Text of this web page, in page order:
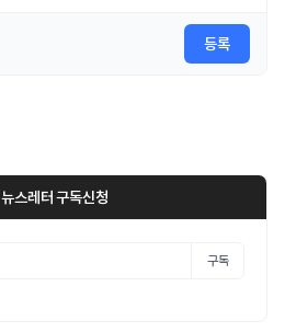
등록
뉴스레터 구독신청
구독